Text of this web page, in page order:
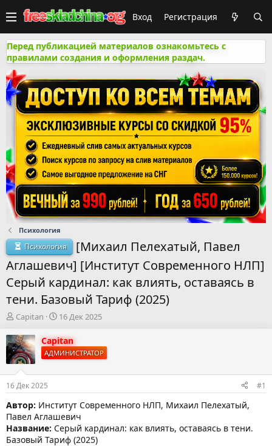
Вход Регистрация
Перед публикацией материалов ознакомьтесь с
правилами создания и оформления раздач.
Психология
Психология
[Михаил Пелехатый, Павел
Аглашевич] [Институт Современного НЛП]
Серый кардинал: как влиять, оставаясь в
тени. Базовый Тариф (2025)
А
т
о
р
т
е
м
ы
Capitan
Д
т
а
н
а
л
а
16 Дек 2025
Capitan
АДМИНИСТРАТОР
16 Дек 2025 #1
Автор: Институт Современного НЛП, Михаил Пелехатый,
Павел Аглашевич
Название: Серый кардинал: как влиять, оставаясь в тени.
Базовый Тариф (2025)